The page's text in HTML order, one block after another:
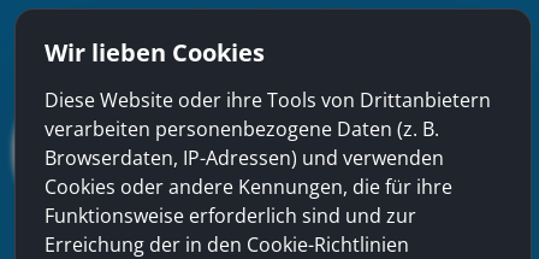
Wir lieben Cookies
Diese Website oder ihre Tools von Drittanbietern
verarbeiten personenbezogene Daten (z. B.
Browserdaten, IP-Adressen) und verwenden
Cookies oder andere Kennungen, die für ihre
Funktionsweise erforderlich sind und zur
Erreichung der in den Cookie-Richtlinien